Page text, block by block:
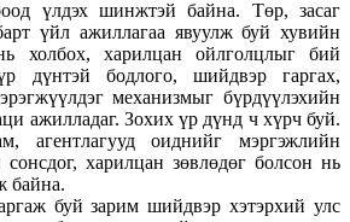
үлдэх шинжтэй байна. Төр, засаг
үйл ажиллагаа явуулж буй хувийн
холбох, харилцан ойлголцлыг бий
дүнтэй бодлого, шийдвэр гаргах,
механизмыг бүрдүүлэхийн
ажилладаг. Зохих үр дүнд ч хүрч буй.
агентлагууд оиднийг мэргэжлийн
харилцан зөвлөдөг болсон нь
байна.
буй зарим шийдвэр хэтэрхий улс